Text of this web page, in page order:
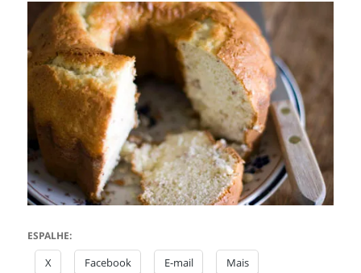
ESPALHE:
X Facebook E-mail Mais